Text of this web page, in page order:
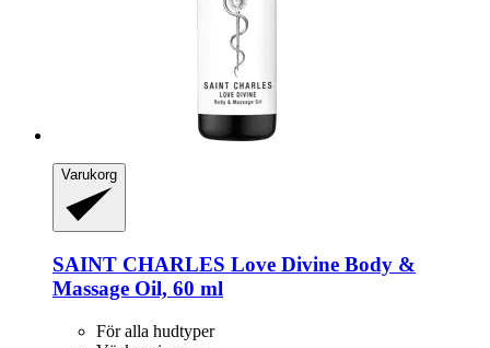
Varukorg
SAINT CHARLES Love Divine Body &
Massage Oil, 60 ml
För alla hudtyper